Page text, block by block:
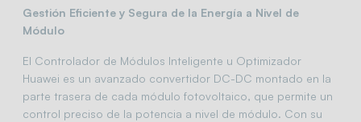
Gestión Eficiente y Segura de la Energía a Nivel de
Módulo
El Controlador de Módulos Inteligente u Optimizador
Huawei es un avanzado convertidor DC-DC montado en la
parte trasera de cada módulo fotovoltaico, que permite un
control preciso de la potencia a nivel de módulo. Con su